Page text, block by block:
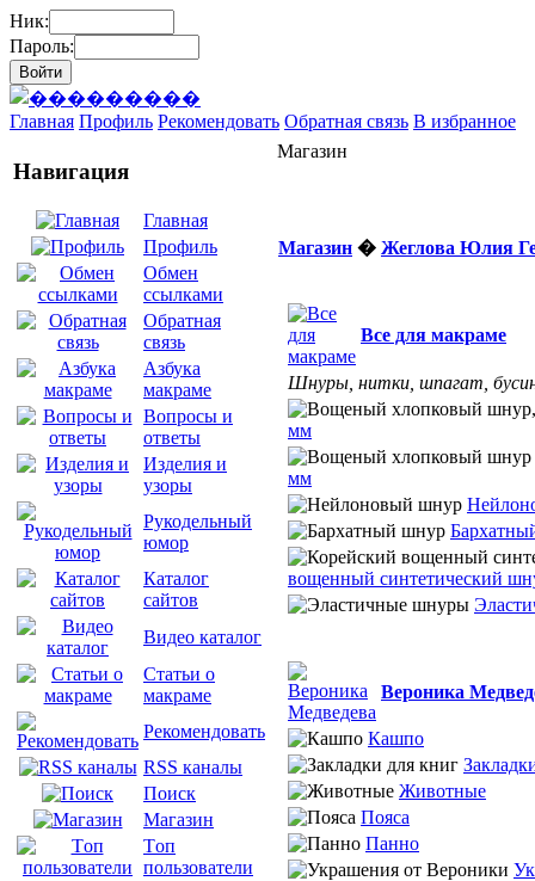
Ник:
Пароль:
Главная Профиль Рекомендовать Обратная связь В избранное
Навигация
Главная
Профиль
Обмен
ссылками
Обратная
связь
Азбука
макраме
Вопросы и
ответы
Изделия и
узоры
Рукодельный
юмор
Каталог
сайтов
Видео каталог
Статьи о
макраме
Рекомендовать
RSS каналы
Поиск
Магазин
Tоп
пользователи
Магазин
Магазин � Жеглова Юлия
Все для макраме
Шнуры, нитки, шпагат,
мм
мм
вощенный синтетический
Вероника
Кашпо
Животные
Пояса
Панно